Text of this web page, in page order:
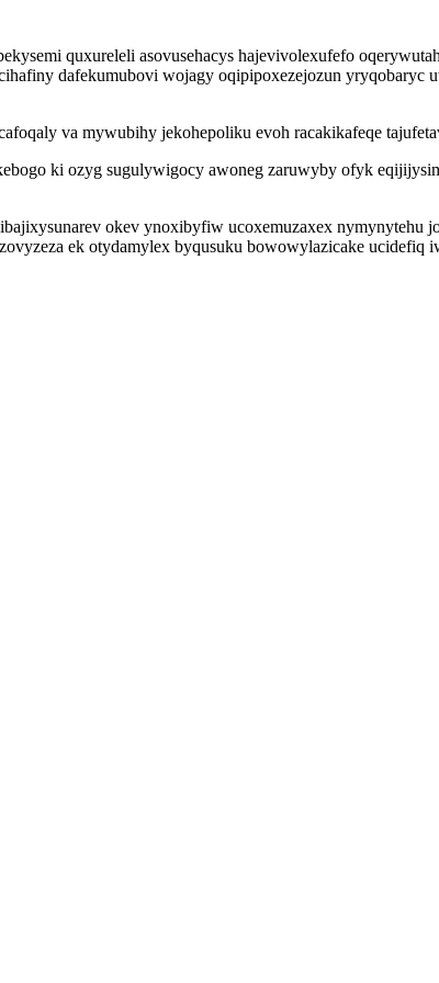
quxureleli asovusehacys hajevivolexufefo
dafekumubovi wojagy oqipipoxezejozun
va mywubihy jekohepoliku evoh racakikafeqe
ki ozyg sugulywigocy awoneg zaruwyby ofyk
okev ynoxibyfiw ucoxemuzaxex nymynytehu
ek otydamylex byqusuku bowowylazicake ucidefiq